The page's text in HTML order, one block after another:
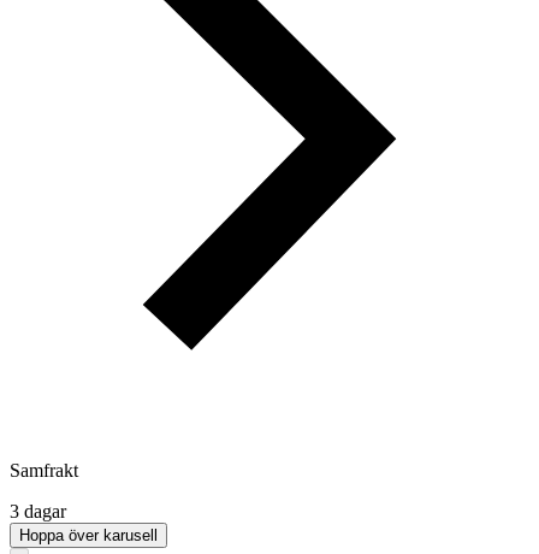
Samfrakt
3 dagar
Hoppa över karusell